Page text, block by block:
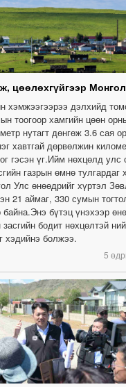
цөөлөхгүйгээр
хэмжээгээрээ дэлхийд
тоогоор хамгийн цөөн
нутагт дөнгөж 3.6 сая
хавтгай дөрвөлжин
гэсэн үг.Ийм нөхцөлд улс
газрын өмнө тулгардаг
Улс өнөөдрийг хүртэл
21 аймаг, 330 сумын
байна.Энэ бүтэц үнэхээр
бодит нөхцөлтэй
хэдийнэ болжээ.
5